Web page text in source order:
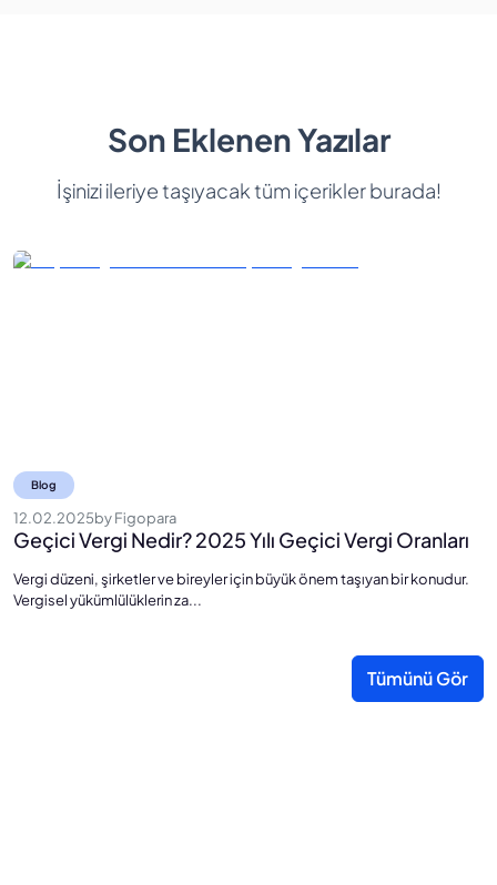
Son Eklenen Yazılar
İşinizi ileriye taşıyacak tüm içerikler burada!
Blog
12.02.2025byFigopara
Geçici Vergi Nedir? 2025 Yılı Geçici Vergi Oranları
Vergi düzeni, şirketler ve bireyler için büyük önem taşıyan bir konudur.
Vergisel yükümlülüklerin za...
Tümünü Gör